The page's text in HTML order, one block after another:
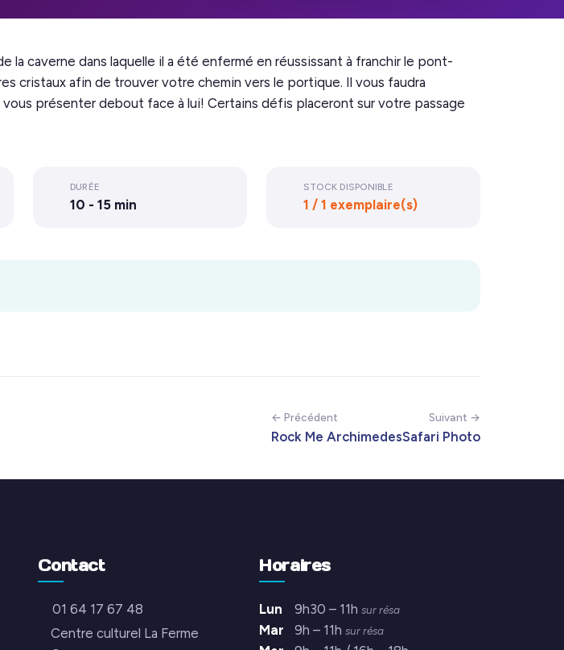
la caverne dans laquelle il a été enfermé en réussissant à franchir le pont-
cristaux afin de trouver votre chemin vers le portique. Il vous faudra
présenter debout face à lui! Certains défis placeront sur votre passage
DURÉE
10 - 15 min
STOCK DISPONIBLE
1 / 1 exemplaire(s)
← Précédent
Rock Me Archimedes
Suivant →
Safari Photo
Contact
01 64 17 67 48
Centre culturel La Ferme
Horaires
Lun 9h30 – 11hsur résa
Mar 9h – 11hsur résa